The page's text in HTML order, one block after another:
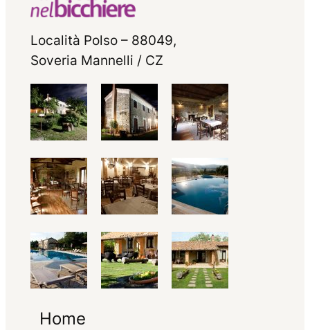
Località Polso – 88049,
Soveria Mannelli / CZ
Home